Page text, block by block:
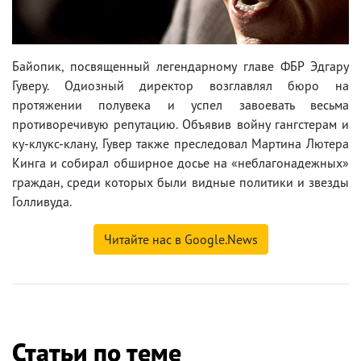
Байопик, посвященный легендарному главе ФБР Эдгару
Гуверу. Одиозный директор возглавлял бюро на
протяжении полувека и успел завоевать весьма
противоречивую репутацию. Объявив войну гангстерам и
ку-клукс-клану, Гувер также преследовал Мартина Лютера
Кинга и собирал обширное досье на «неблагонадежных»
граждан, среди которых были видные политики и звезды
Голливуда.
Читайте нас в Google.News
Статьи по теме